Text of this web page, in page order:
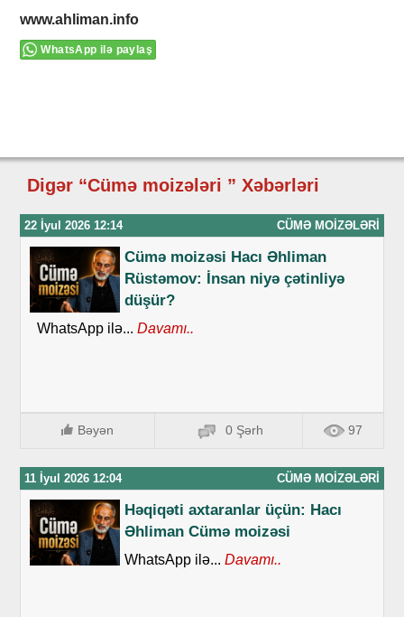
www.ahliman.info
WhatsApp ilə paylaş
Digər “Cümə moizələri ” Xəbərləri
22 İyul 2026 12:14 CÜMƏ MOIZƏLƏRI
Cümə moizəsi Hacı Əhliman
Rüstəmov: İnsan niyə çətinliyə
düşür?
WhatsApp ilə... Davamı..
Bəyən 0 Şərh 97
11 İyul 2026 12:04 CÜMƏ MOIZƏLƏRI
Həqiqəti axtaranlar üçün: Hacı
Əhliman Cümə moizəsi
WhatsApp ilə... Davamı..